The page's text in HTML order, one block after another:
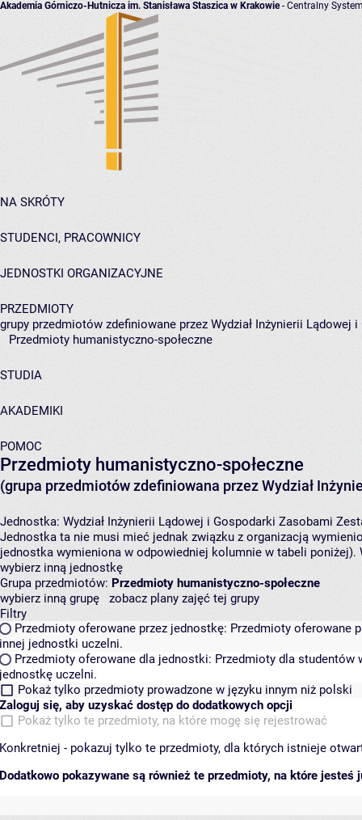
Akademia Górniczo-Hutnicza im. Stanisława Staszica w Krakowie- Centralny
NA SKRÓTY
STUDENCI, PRACOWNICY
JEDNOSTKI ORGANIZACYJNE
PRZEDMIOTY
grupy przedmiotów zdefiniowane przez Wydział Inżynierii Lądowej
Przedmioty humanistyczno-społeczne
STUDIA
AKADEMIKI
POMOC
Przedmioty humanistyczno-społeczne
(grupa przedmiotów zdefiniowana przez Wydział
Jednostka: Wydział Inżynierii Lądowej i Gospodarki Zasobami
Jednostka ta nie musi mieć jednak związku z organizacją
jednostka wymieniona w odpowiedniej kolumnie w tabeli
wybierz inną jednostkę
Grupa przedmiotów: Przedmioty humanistyczno-społeczne
wybierz inną grupę
zobacz plany zajęć tej grupy
Filtry
Przedmioty oferowane przez jednostkę: Przedmioty oferowane
innej jednostki uczelni.
Przedmioty oferowane dla jednostki: Przedmioty dla studentów
jednostkę uczelni.
Pokaż tylko przedmioty prowadzone w języku innym niż polski
Zaloguj się, aby uzyskać dostęp do dodatkowych opcji
Pokaż tylko te przedmioty, na które mogę się rejestrować
Konkretniej - pokazuj tylko te przedmioty, dla których istnieje
Dodatkowo pokazywane są również te przedmioty, na które jesteś